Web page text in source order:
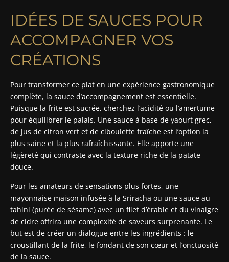
IDÉES DE SAUCES POUR
ACCOMPAGNER VOS
CRÉATIONS
Pour transformer ce plat en une expérience gastronomique
complète, la sauce d’accompagnement est essentielle.
Puisque la frite est sucrée, cherchez l’acidité ou l’amertume
pour équilibrer le palais. Une sauce à base de yaourt grec,
de jus de citron vert et de ciboulette fraîche est l’option la
plus saine et la plus rafraîchissante. Elle apporte une
légèreté qui contraste avec la texture riche de la patate
douce.
Pour les amateurs de sensations plus fortes, une
mayonnaise maison infusée à la Sriracha ou une sauce au
tahini (purée de sésame) avec un filet d’érable et du vinaigre
de cidre offrira une complexité de saveurs surprenante. Le
but est de créer un dialogue entre les ingrédients : le
croustillant de la frite, le fondant de son cœur et l’onctuosité
de la sauce.